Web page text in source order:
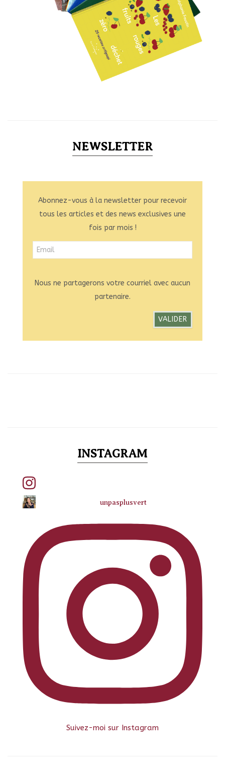
NEWSLETTER
Abonnez-vous à la newsletter pour recevoir
tous les articles et des news exclusives une
fois par mois !
Nous ne partagerons votre courriel avec aucun
partenaire.
INSTAGRAM
unpasplusvert
Suivez-moi sur Instagram